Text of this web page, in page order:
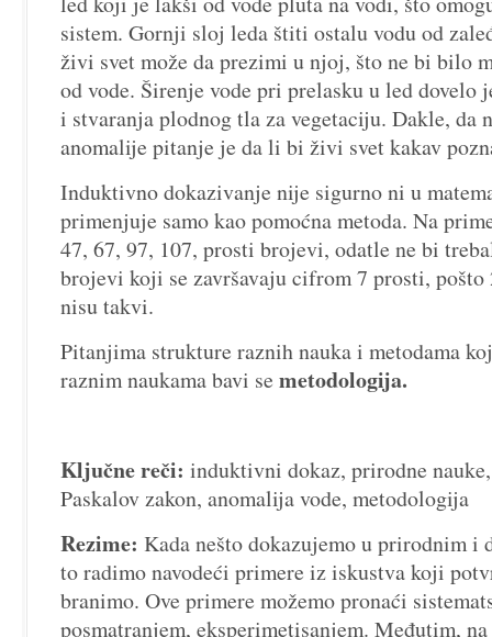
sistem. Gornji sloj leda štiti ostalu vodu od
živi svet može da prezimi u njoj, što ne bi bilo
od vode. Širenje vode pri prelasku u led dovelo
i stvaranja plodnog tla za vegetaciju. Dakle, da
anomalije pitanje je da li bi živi svet kakav
Induktivno dokazivanje nije sigurno ni u
primenjuje samo kao pomoćna metoda. Na
47, 67, 97, 107, prosti brojevi, odatle ne bi
brojevi koji se završavaju cifrom 7 prosti, pošto
nisu takvi.
Pitanjima strukture raznih nauka i metodama
raznim naukama bavi se metodologija.
Ključne reči: induktivni dokaz, prirodne
Paskalov zakon, anomalija vode, metodologija
Rezime: Kada nešto dokazujemo u prirodnim i
to radimo navodeći primere iz iskustva koji
branimo. Ove primere možemo pronaći
posmatranjem, eksperimetisanjem. Međutim,